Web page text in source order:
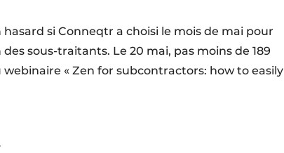
si Conneqtr a choisi le mois de mai pour
sous-traitants. Le 20 mai, pas moins de 189
« Zen for subcontractors: how to easily